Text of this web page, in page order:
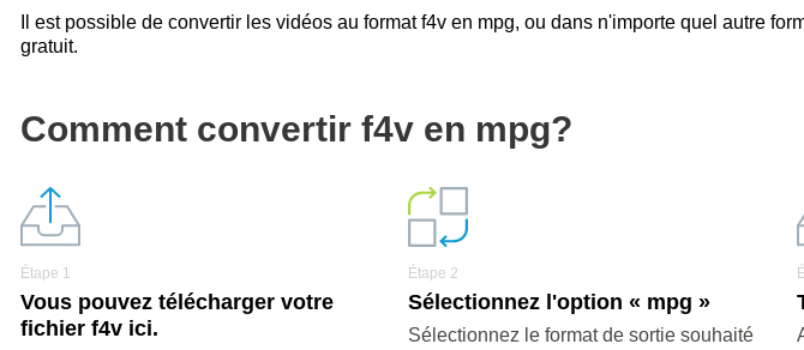
Il est possible de convertir les vidéos au format f4v en mpg, ou dans n'importe quel autre
gratuit.
Comment convertir f4v en mpg?
Étape 1
Vous pouvez télécharger votre
fichier f4v ici.
Étape 2
Sélectionnez l'option « mpg »
Sélectionnez le format de sortie souhaité